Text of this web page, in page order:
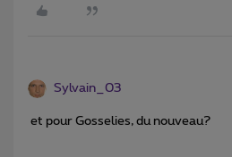
Sylvain_03
et pour Gosselies, du nouveau?